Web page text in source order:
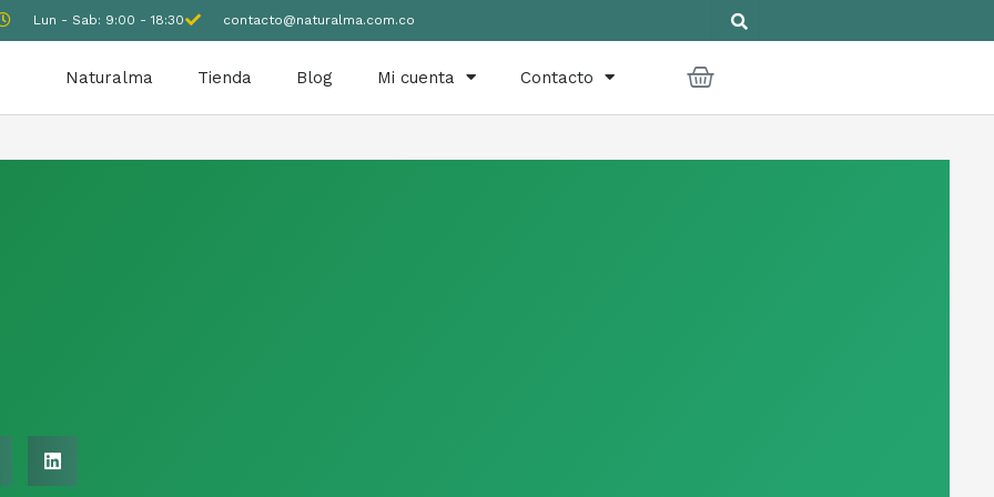
Lun - Sab: 9:00 - 18:30 contacto@naturalma.com.co
Naturalma Tienda Blog Mi cuenta Contacto Cart